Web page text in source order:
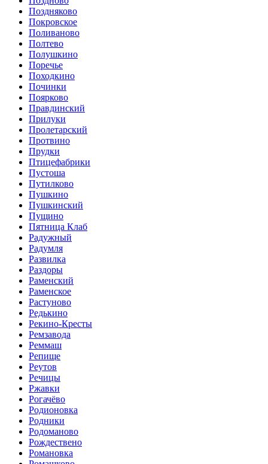
Поздняково
Покровское
Поливаново
Полтево
Полушкино
Поречье
Походкино
Починки
Поярково
Правдинский
Прилуки
Пролетарский
Протвино
Прудки
Птицефабрики
Пустоша
Путилково
Пушкино
Пушкинский
Пущино
Пятница Клаб
Радужный
Радумля
Развилка
Раздоры
Раменский
Раменское
Растуново
Редькино
Рекино-Кресты
Ремзавода
Реммаш
Репище
Реутов
Речицы
Ржавки
Рогачёво
Родионовка
Родники
Родоманово
Рождествено
Романовка